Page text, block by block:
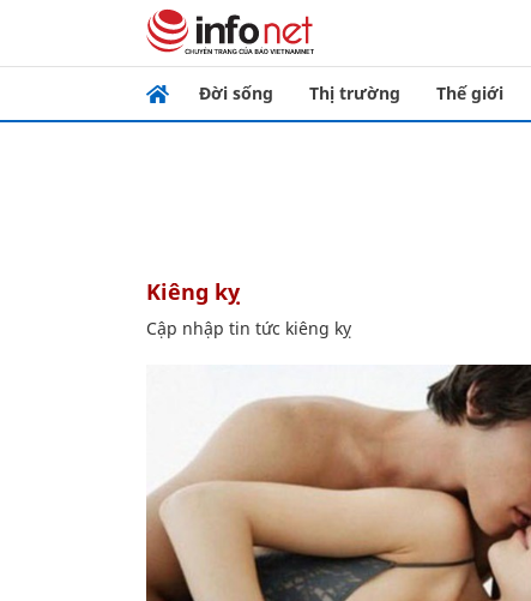
Đời sống Thị trường Thế giới
kiêng kỵ
Cập nhập tin tức kiêng kỵ